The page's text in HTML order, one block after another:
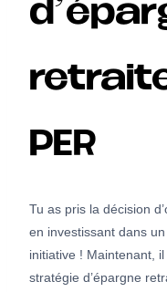
PER
Tu as pris la décision
en investissant dans
initiative ! Maintenant,
stratégie d’épargne